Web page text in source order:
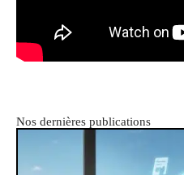
Nos dernières publications